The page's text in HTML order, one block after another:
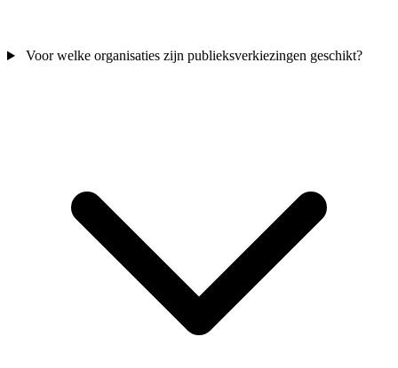
Voor welke organisaties zijn publieksverkiezingen geschikt?